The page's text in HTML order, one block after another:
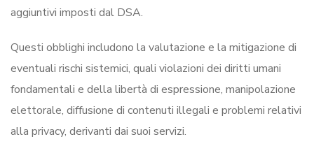
aggiuntivi imposti dal DSA.
Questi obblighi includono la valutazione e la mitigazione di
eventuali rischi sistemici, quali violazioni dei diritti umani
fondamentali e della libertà di espressione, manipolazione
elettorale, diffusione di contenuti illegali e problemi relativi
alla privacy, derivanti dai suoi servizi.